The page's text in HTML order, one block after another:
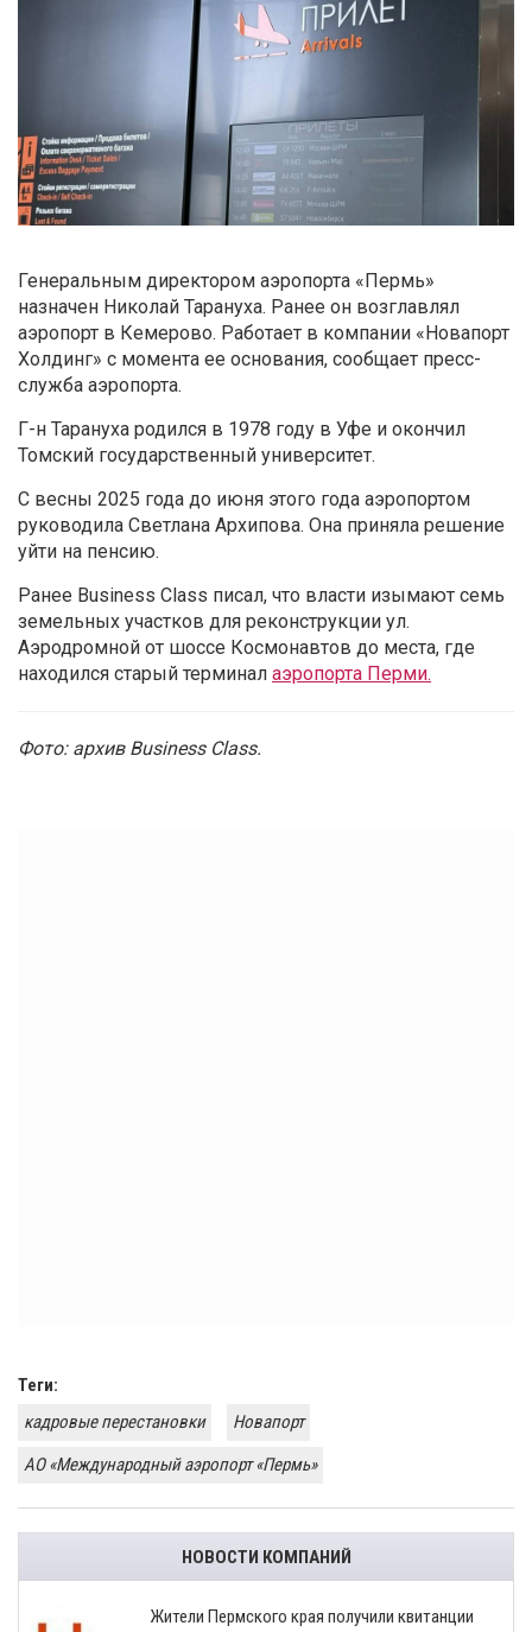
Генеральным директором аэропорта «Пермь»
назначен Николай Тарануха. Ранее он возглавлял
аэропорт в Кемерово. Работает в компании «Новапорт
Холдинг» с момента ее основания, сообщает пресс-
служба аэропорта.
Г-н Тарануха родился в 1978 году в Уфе и окончил
Томский государственный университет.
С весны 2025 года до июня этого года аэропортом
руководила Светлана Архипова. Она приняла решение
уйти на пенсию.
Ранее Business Class писал, что власти изымают семь
земельных участков для реконструкции ул.
Аэродромной от шоссе Космонавтов до места, где
находился старый терминал аэропорта Перми.
Фото: архив Business Class.
Теги:
кадровые перестановки
Новапорт
АО «Международный аэропорт «Пермь»
НОВОСТИ КОМПАНИЙ
​Жители Пермского края получили квитанции